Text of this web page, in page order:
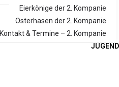
Eierkönige der 2. Kompanie
Osterhasen der 2. Kompanie
Kontakt & Termine – 2. Kompanie
JUGEND